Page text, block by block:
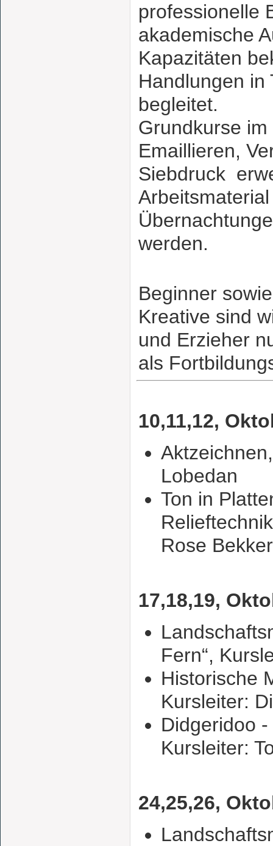
professionelle
akademische
Kapazitäten
Handlungen in
begleitet.
Grundkurse
Emaillieren,
Siebdruck
werden.
Beginner
Kreative sind
und Erzieher
als
10,11,12,
Lobedan
Ton in
Rose Bekker
17,18,19,
Fern“,
Historische
Kursleiter:
Didgeridoo
Kursleiter:
24,25,26,